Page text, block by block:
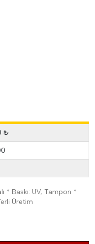
₺
* Baskı: UV, Tampon *
Üretim